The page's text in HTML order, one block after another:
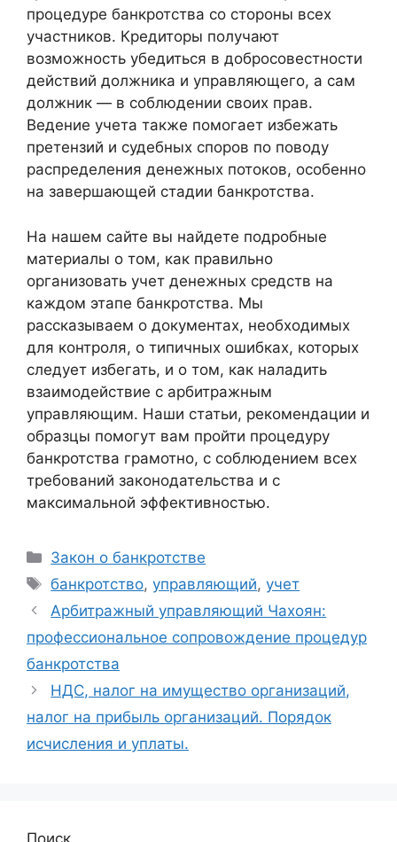
процедуре банкротства со стороны всех
участников. Кредиторы получают
возможность убедиться в добросовестности
действий должника и управляющего, а сам
должник — в соблюдении своих прав.
Ведение учета также помогает избежать
претензий и судебных споров по поводу
распределения денежных потоков, особенно
на завершающей стадии банкротства.
На нашем сайте вы найдете подробные
материалы о том, как правильно
организовать учет денежных средств на
каждом этапе банкротства. Мы
рассказываем о документах, необходимых
для контроля, о типичных ошибках, которых
следует избегать, и о том, как наладить
взаимодействие с арбитражным
управляющим. Наши статьи, рекомендации и
образцы помогут вам пройти процедуру
банкротства грамотно, с соблюдением всех
требований законодательства и с
максимальной эффективностью.
Рубрики
Закон о банкротстве
Метки
банкротство,управляющий,учет
Арбитражный управляющий Чахоян:
профессиональное сопровождение процедур
банкротства
НДС, налог на имущество организаций,
налог на прибыль организаций. Порядок
исчисления и уплаты.
Поиск